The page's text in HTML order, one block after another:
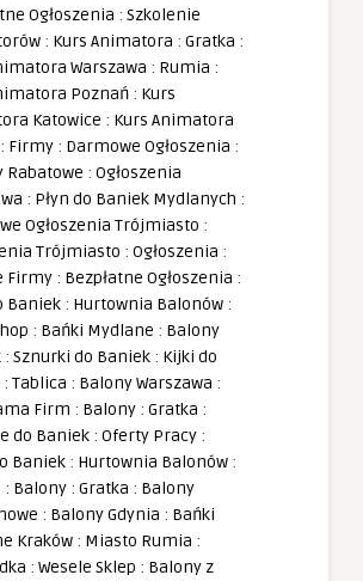
Ogłoszenia : Szkolenie
: Kurs Animatora : Gratka :
Warszawa : Rumia :
Poznań : Kurs
Katowice : Kurs Animatora
: Firmy : Darmowe Ogłoszenia :
Rabatowe : Ogłoszenia
: Płyn do Baniek Mydlanych :
Ogłoszenia Trójmiasto :
Trójmiasto : Ogłoszenia :
Firmy : Bezpłatne Ogłoszenia :
Baniek : Hurtownia Balonów :
: Bańki Mydlane : Balony
: Sznurki do Baniek : Kijki do
: Tablica : Balony Warszawa :
Firm : Balony : Gratka :
do Baniek : Oferty Pracy :
Baniek : Hurtownia Balonów :
: Balony : Gratka : Balony
: Balony Gdynia : Bańki
Kraków : Miasto Rumia :
: Wesele Sklep : Balony z